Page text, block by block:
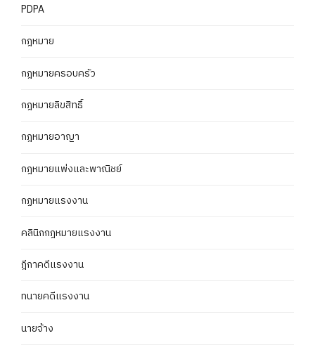
PDPA
กฎหมาย
กฎหมายครอบครัว
กฎหมายลิขสิทธิ์
กฎหมายอาญา
กฎหมายแพ่งและพาณิชย์
กฏหมายแรงงาน
คลินิกกฎหมายแรงงาน
ฎีกาคดีแรงงาน
ทนายคดีแรงงาน
นายจ้าง